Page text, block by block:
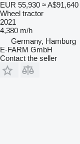
EUR 55,930 ≈ A$91,640
Wheel tractor
2021
4,380 m/h
Germany, Hamburg
E-FARM GmbH
Contact the seller